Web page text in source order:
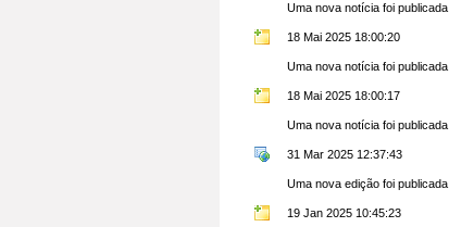
Uma nova notícia foi publicada.
18 Mai 2025 18:00:20
Uma nova notícia foi publicada.
18 Mai 2025 18:00:17
Uma nova notícia foi publicada.
31 Mar 2025 12:37:43
Uma nova edição foi publicada.
19 Jan 2025 10:45:23